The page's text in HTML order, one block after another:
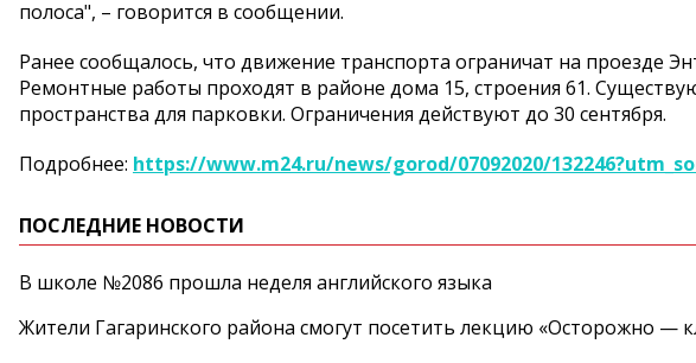
полоса", – говорится в сообщении.
Ранее сообщалось, что движение транспорта ограничат на проезде
Ремонтные работы проходят в районе дома 15, строения 61.
пространства для парковки. Ограничения действуют до 30 сентября.
Подробнее: https://www.m24.ru/news/gorod/07092020/
ПОСЛЕДНИЕ НОВОСТИ
В школе №2086 прошла неделя английского языка
Жители Гагаринского района смогут посетить лекцию «Осторожно —